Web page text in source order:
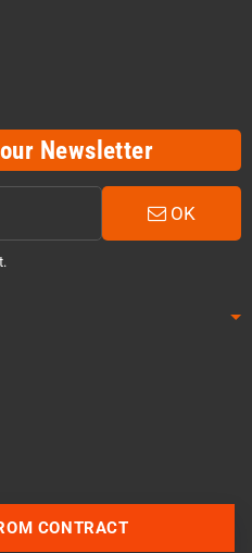
Newsletter
OK
CONTRACT